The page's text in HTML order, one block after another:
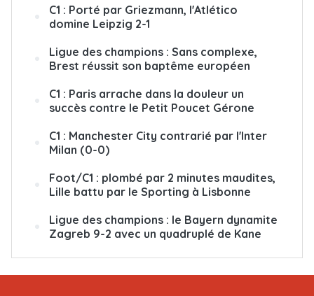
C1 : Porté par Griezmann, l'Atlético
domine Leipzig 2-1
Ligue des champions : Sans complexe,
Brest réussit son baptême européen
C1 : Paris arrache dans la douleur un
succès contre le Petit Poucet Gérone
C1 : Manchester City contrarié par l'Inter
Milan (0-0)
Foot/C1 : plombé par 2 minutes maudites,
Lille battu par le Sporting à Lisbonne
Ligue des champions : le Bayern dynamite
Zagreb 9-2 avec un quadruplé de Kane